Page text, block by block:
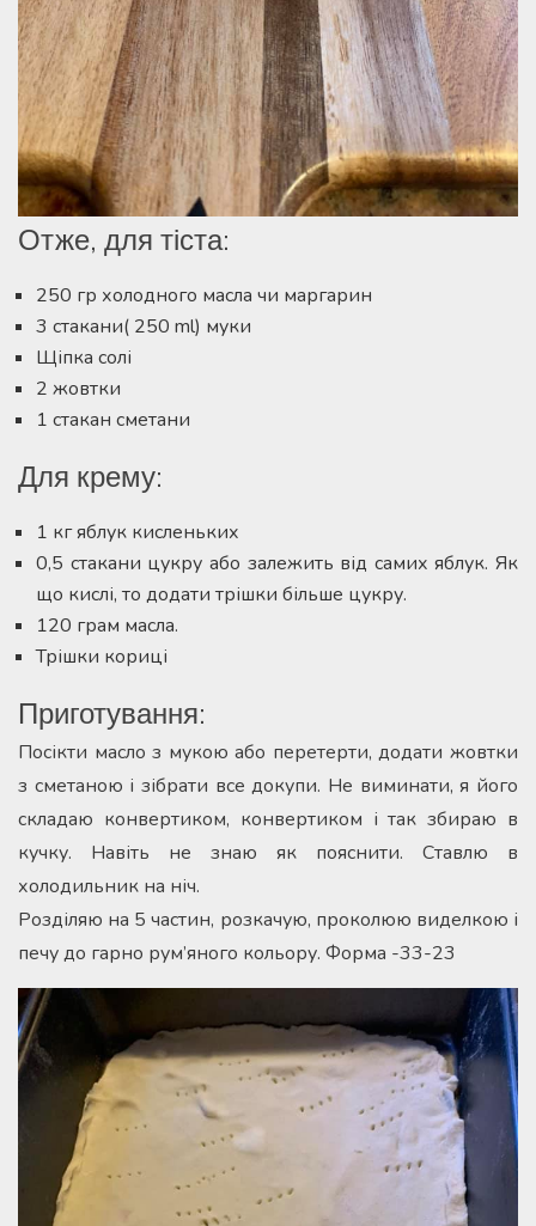
Отже, для тіста:
250 гр холодного масла чи маргарин
3 стакани( 250 ml) муки
Щіпка солі
2 жовтки
1 стакан сметани
Для крему:
1 кг яблук кисленьких
0,5 стакани цукру або залежить від самих яблук. Як
що кислі, то додати трішки більше цукру.
120 грам масла.
Трішки кориці
Приготування:
Посікти масло з мукою або перетерти, додати жовтки
з сметаною і зібрати все докупи. Не виминати, я його
складаю конвертиком, конвертиком і так збираю в
кучку. Навіть не знаю як пояснити. Ставлю в
холодильник на ніч.
Розділяю на 5 частин, розкачую, проколюю виделкою і
печу до гарно рум’яного кольору. Форма -33-23